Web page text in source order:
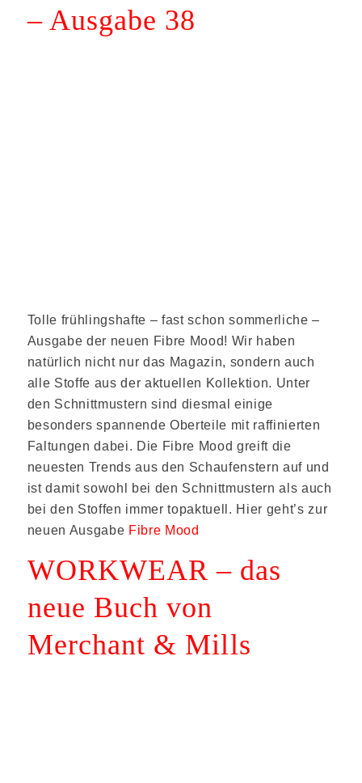
– Ausgabe 38
Tolle frühlingshafte – fast schon sommerliche –
Ausgabe der neuen Fibre Mood! Wir haben
natürlich nicht nur das Magazin, sondern auch
alle Stoffe aus der aktuellen Kollektion. Unter
den Schnittmustern sind diesmal einige
besonders spannende Oberteile mit raffinierten
Faltungen dabei. Die Fibre Mood greift die
neuesten Trends aus den Schaufenstern auf und
ist damit sowohl bei den Schnittmustern als auch
bei den Stoffen immer topaktuell. Hier geht’s zur
neuen Ausgabe Fibre Mood
WORKWEAR – das
neue Buch von
Merchant & Mills